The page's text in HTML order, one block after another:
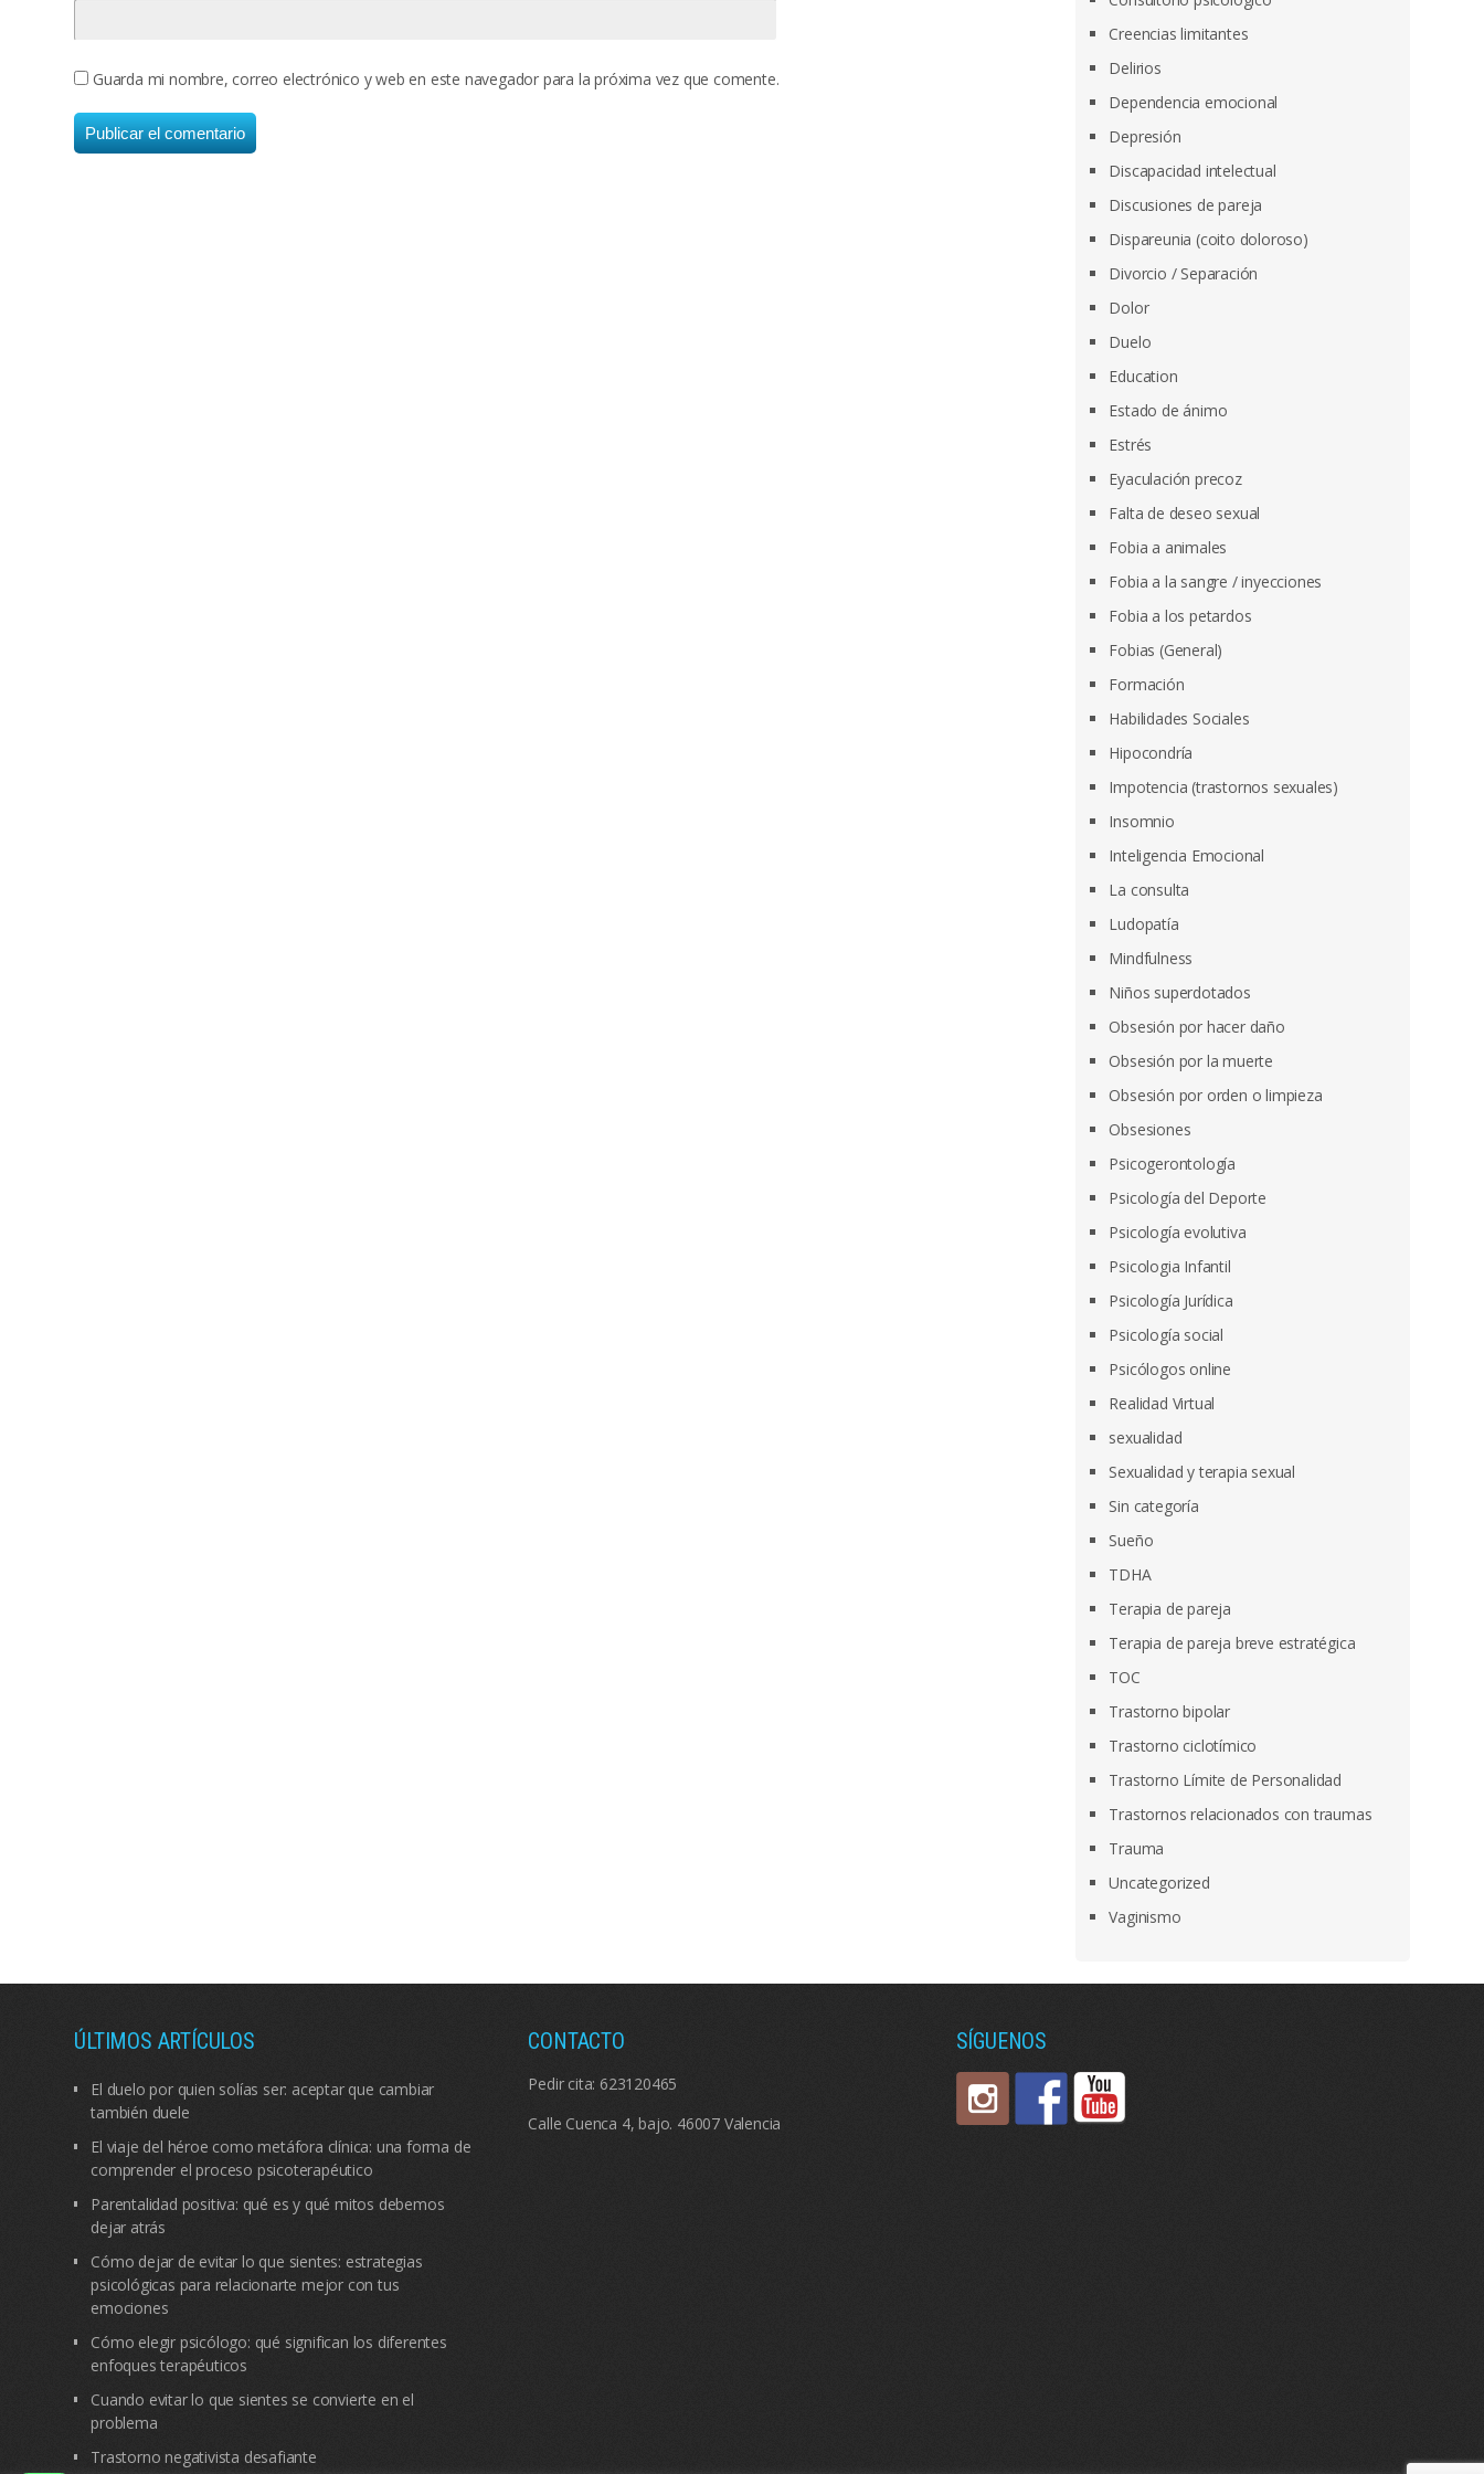
Guarda mi nombre, correo electrónico y web en este navegador para la próxima vez que comente.
Creencias limitantes
Delirios
Dependencia emocional
Depresión
Discapacidad intelectual
Discusiones de pareja
Dispareunia (coito doloroso)
Divorcio / Separación
Dolor
Duelo
Education
Estado de ánimo
Estrés
Eyaculación precoz
Falta de deseo sexual
Fobia a animales
Fobia a la sangre / inyecciones
Fobia a los petardos
Fobias (General)
Formación
Habilidades Sociales
Hipocondría
Impotencia (trastornos sexuales)
Insomnio
Inteligencia Emocional
La consulta
Ludopatía
Mindfulness
Niños superdotados
Obsesión por hacer daño
Obsesión por la muerte
Obsesión por orden o limpieza
Obsesiones
Psicogerontología
Psicología del Deporte
Psicología evolutiva
Psicologia Infantil
Psicología Jurídica
Psicología social
Psicólogos online
Realidad Virtual
sexualidad
Sexualidad y terapia sexual
Sin categoría
Sueño
TDHA
Terapia de pareja
Terapia de pareja breve estratégica
TOC
Trastorno bipolar
Trastorno ciclotímico
Trastorno Límite de Personalidad
Trastornos relacionados con traumas
Trauma
Uncategorized
Vaginismo
ÚLTIMOS ARTÍCULOS
El duelo por quien solías ser: aceptar que cambiar
también duele
El viaje del héroe como metáfora clínica: una forma de
comprender el proceso psicoterapéutico
Parentalidad positiva: qué es y qué mitos debemos
dejar atrás
Cómo dejar de evitar lo que sientes: estrategias
psicológicas para relacionarte mejor con tus
emociones
Cómo elegir psicólogo: qué significan los diferentes
enfoques terapéuticos
Cuando evitar lo que sientes se convierte en el
problema
Trastorno negativista desafiante
CONTACTO
Pedir cita: 623120465
Calle Cuenca 4, bajo. 46007 Valencia
SÍGUENOS